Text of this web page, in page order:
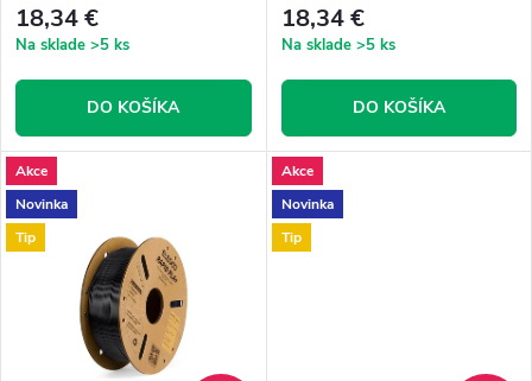
r
o
d
u
k
o
d
u
k
18,34 €
Na sklade >5 ks
DO KOŠÍKA
18,34 €
Na sklade >5 ks
DO KOŠÍKA
Akce
Novinka
Tip
Akce
Novinka
Tip